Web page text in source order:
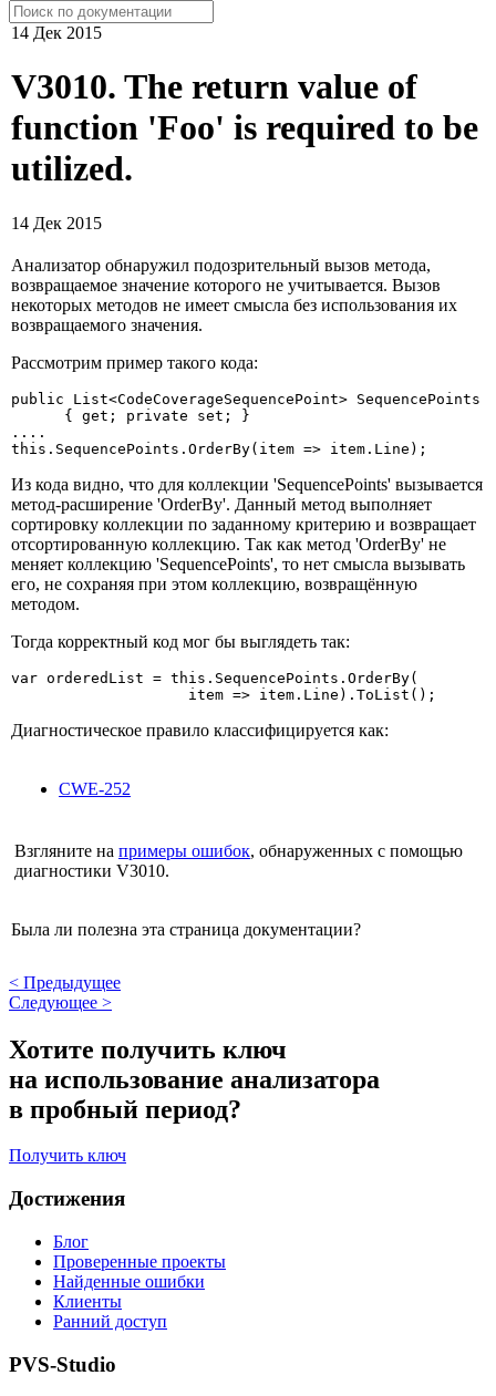
14 Дек 2015
V3010. The return value of
function 'Foo' is required to be
utilized.
14 Дек 2015
Анализатор обнаружил подозрительный вызов метода,
возвращаемое значение которого не учитывается. Вызов
некоторых методов не имеет смысла без использования их
возвращаемого значения.
Рассмотрим пример такого кода:
public List<CodeCoverageSequencePoint> SequencePoints
      { get; private set; }
....
this.SequencePoints.OrderBy(item => item.Line);
Из кода видно, что для коллекции 'SequencePoints' вызывается
метод-расширение 'OrderBy'. Данный метод выполняет
сортировку коллекции по заданному критерию и возвращает
отсортированную коллекцию. Так как метод 'OrderBy' не
меняет коллекцию 'SequencePoints', то нет смысла вызывать
его, не сохраняя при этом коллекцию, возвращённую
методом.
Тогда корректный код мог бы выглядеть так:
var orderedList = this.SequencePoints.OrderBy(
                    item => item.Line).ToList();
Диагностическое правило классифицируется как:
CWE-252
Взгляните на примеры ошибок, обнаруженных с помощью
диагностики V3010.
Была ли полезна эта страница документации?
< Предыдущее
Следующее >
Хотите получить ключ
на использование анализатора
в пробный период?
Получить ключ
Достижения
Блог
Проверенные проекты
Найденные ошибки
Клиенты
Ранний доступ
PVS-Studio